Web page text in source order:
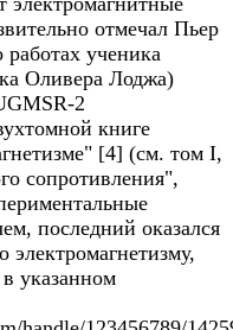
отмечал Пьер
ученика
Оливера Лоджа)
2
книге
[4] (см. том I,
сопротивления",
последний оказался
указанном